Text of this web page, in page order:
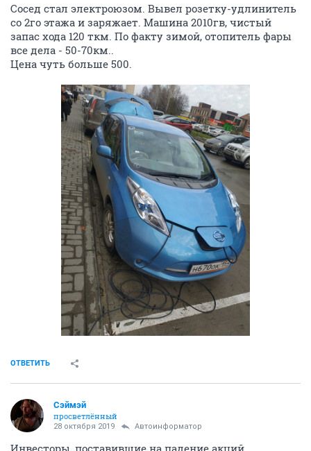
Сосед стал электроюзом. Вывел розетку-удлинитель
со 2го этажа и заряжает. Машина 2010гв, чистый
запас хода 120 ткм. По факту зимой, отопитель фары
все дела - 50-70км..
Цена чуть больше 500.
ОТВЕТИТЬ
Сэймэй
просветлённый
28 октября 2019 Автоинформатор